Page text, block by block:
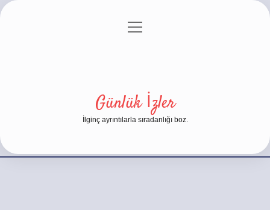
Gizlilik Politikası
menüyü
Günlük İzler
İlginç ayrıntılarla sıradanlığı boz.